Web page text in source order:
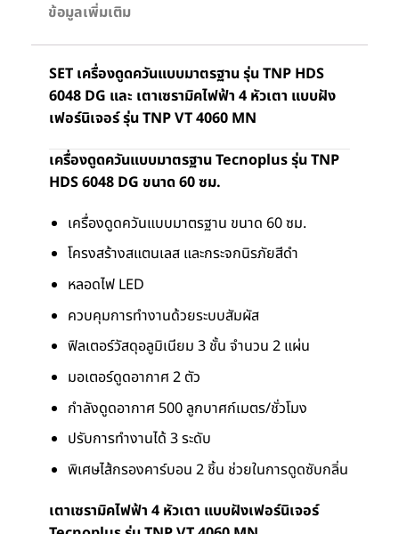
ข้อมูลเพิ่มเติม
SET เครื่องดูดควันแบบมาตรฐาน รุ่น TNP HDS
6048 DG และ เตาเซรามิคไฟฟ้า 4 หัวเตา แบบฝัง
เฟอร์นิเจอร์ รุ่น TNP VT 4060 MN
เครื่องดูดควันแบบมาตรฐาน Tecnoplus รุ่น TNP
HDS 6048 DG ขนาด 60 ซม.
เครื่องดูดควันแบบมาตรฐาน ขนาด 60 ซม.
โครงสร้างสแตนเลส และกระจกนิรภัยสีดำ
หลอดไฟ LED
ควบคุมการทำงานด้วยระบบสัมผัส
ฟิลเตอร์วัสดุอลูมิเนียม 3 ชั้น จำนวน 2 แผ่น
มอเตอร์ดูดอากาศ 2 ตัว
กำลังดูดอากาศ 500 ลูกบาศก์เมตร/ชั่วโมง
ปรับการทำงานได้ 3 ระดับ
พิเศษไส้กรองคาร์บอน 2 ชิ้น ช่วยในการดูดซับกลิ่น
เตาเซรามิคไฟฟ้า 4 หัวเตา แบบฝังเฟอร์นิเจอร์